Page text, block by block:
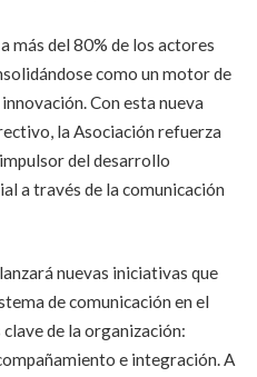
más del 80% de los actores
como un motor de
Con esta nueva
la Asociación refuerza
del desarrollo
a través de la comunicación
nuevas iniciativas que
de comunicación en el
de la organización:
e integración.A